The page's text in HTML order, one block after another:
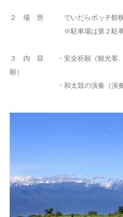
２ 場 所 でいだらボッチ館横（
※駐車場は第２駐車場を
３ 内 容 ・安全祈願（観光客、
願）
・和太鼓の演奏（演奏者：